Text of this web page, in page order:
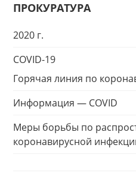
ПРОКУРАТУРА
2020 г.
COVID-19
Горячая линия по
Информация — COVID
Меры борьбы по
коронавирусной